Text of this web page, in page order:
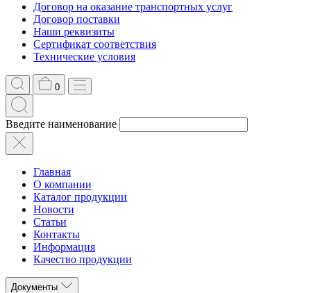
Договор на оказание транспортных услуг
Договор поставки
Наши реквизиты
Сертификат соответствия
Технические условия
0
Введите наименование
Главная
О компании
Каталог продукции
Новости
Статьи
Контакты
Информация
Качество продукции
Документы